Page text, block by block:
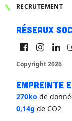
RECRUTEMENT
Réseaux
Copyright 2026
Empreinte
270ko de
0,14g de CO2